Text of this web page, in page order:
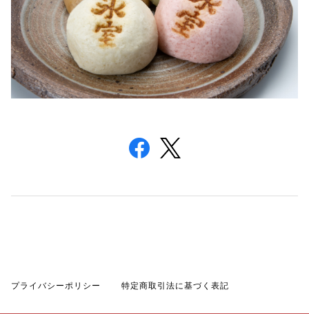
プライバシーポリシー 特定商取引法に基づく表記